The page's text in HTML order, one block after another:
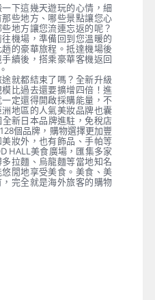
下這幾天遊玩的心情，細
些地方、哪些景點讓您心
地方讓您流連忘返的呢？
機場，準備回到您溫暖的
的豪華旅程。抵達機場後
續後，搭乘豪華客機返回
就都結束了嗎？全新升級
比過去還要擴增四倍！進
定還得開啟採購能量，不
地區的人氣美妝品牌也囊
新日本品牌進駐，免稅店
個品牌，購物選擇更加豐
妝外，也有飾品、手帕等
HALL美食廣場，匯集多家
拉麵、烏龍麵等當地知名
閒地享受美食。美食、美
完全就是海外旅客的購物